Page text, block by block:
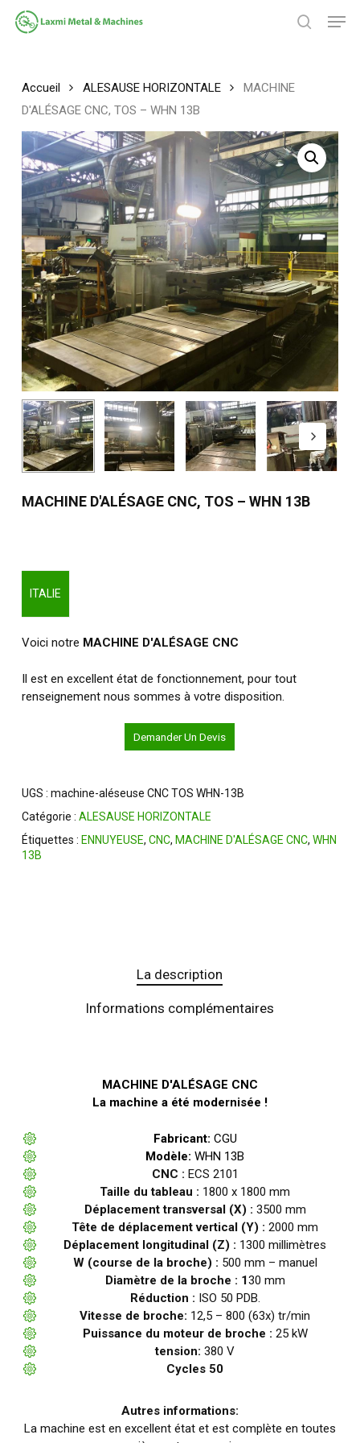
Passer
Accueil ALESAUSE HORIZONTALE
MACHINE
D'ALÉSAGE CNC, TOS – WHN 13B
MACHINE D'ALÉSAGE CNC, TOS – WHN 13B
ITALIE
Voici notre MACHINE D'ALÉSAGE CNC
Il est en excellent état de fonctionnement, pour tout
renseignement nous sommes à votre disposition.
Demander Un Devis
UGS : machine-aléseuse CNC TOS WHN-13B
Catégorie : ALESAUSE HORIZONTALE
Étiquettes : ENNUYEUSE, CNC, MACHINE D'ALÉSAGE CNC, WHN
13B
La description
Informations complémentaires
MACHINE D'ALÉSAGE CNC
La machine a été modernisée !
Fabricant: CGU
Modèle: WHN 13B
CNC : ECS 2101
Taille du tableau : 1800 x 1800 mm
Déplacement transversal (X) : 3500 mm
Tête de déplacement vertical (Y) : 2000 mm
Déplacement longitudinal (Z) : 1300 millimètres
W (course de la broche) : 500 mm – manuel
Diamètre de la broche : 130 mm
Réduction : ISO 50 PDB.
Vitesse de broche: 12,5 – 800 (63x) tr/min
Puissance du moteur de broche : 25 kW
tension: 380 V
Cycles 50
Autres informations:
La machine est en excellent état et est complète en toutes